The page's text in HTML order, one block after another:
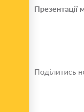
Презентації
Поділитись